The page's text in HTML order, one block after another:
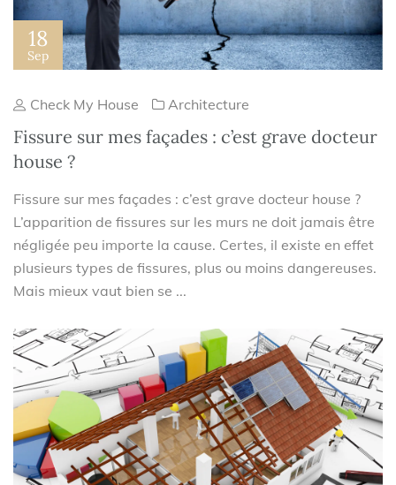
18
Sep
Check My House Architecture
Fissure sur mes façades : c’est grave docteur
house ?
Fissure sur mes façades : c’est grave docteur house ?
L’apparition de fissures sur les murs ne doit jamais être
négligée peu importe la cause. Certes, il existe en effet
plusieurs types de fissures, plus ou moins dangereuses.
Mais mieux vaut bien se ...